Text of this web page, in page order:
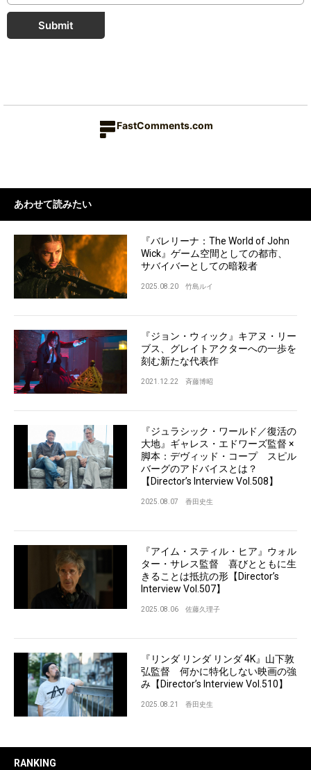
Submit
FastComments.com
あわせて読みたい
『バレリーナ：The World of John
Wick』ゲーム空間としての都市、
サバイバーとしての暗殺者
2025.08.20 竹島ルイ
『ジョン・ウィック』キアヌ・リー
ブス、グレイトアクターへの一歩を
刻む新たな代表作
2021.12.22 斉藤博昭
『ジュラシック・ワールド／復活の
大地』ギャレス・エドワーズ監督 ×
脚本：デヴィッド・コープ スピル
バーグのアドバイスとは？
【Director’s Interview Vol.508】
2025.08.07 香田史生
『アイム・スティル・ヒア』ウォル
ター・サレス監督 喜びとともに生
きることは抵抗の形【Director’s
Interview Vol.507】
2025.08.06 佐藤久理子
『リンダ リンダ リンダ 4K』山下敦
弘監督 何かに特化しない映画の強
み【Director’s Interview Vol.510】
2025.08.21 香田史生
RANKING